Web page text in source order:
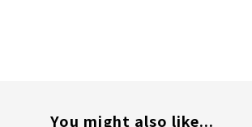
You might also like...